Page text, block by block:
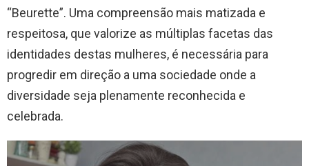
“Beurette”. Uma compreensão mais matizada e
respeitosa, que valorize as múltiplas facetas das
identidades destas mulheres, é necessária para
progredir em direção a uma sociedade onde a
diversidade seja plenamente reconhecida e
celebrada.